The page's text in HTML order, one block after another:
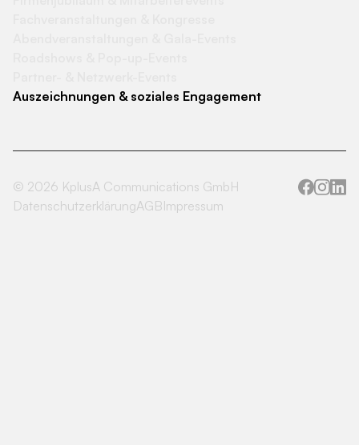
Auszeichnungen & soziales Engagement
© 2026 KplusA Communications GmbH
DatenschutzerklärungAGBImpressum